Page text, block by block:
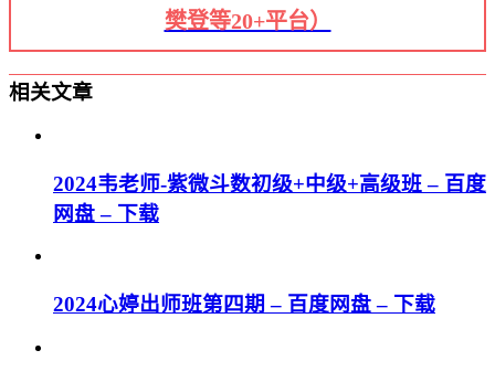
樊登等20+平台）
相关文章
2024韦老师-紫微斗数初级+中级+高级班 – 百度
网盘 – 下载
2024心婷出师班第四期 – 百度网盘 – 下载